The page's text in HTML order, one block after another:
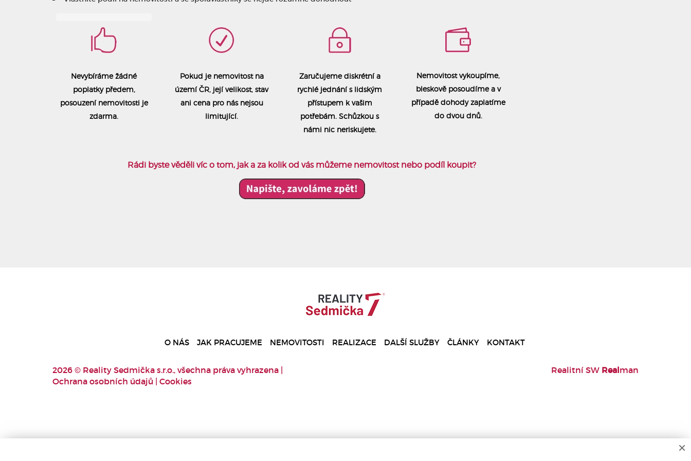
Nevybíráme žádné
poplatky předem,
posouzení nemovitosti je
zdarma.
Pokud je nemovitost na
území ČR, její velikost, stav
ani cena pro nás nejsou
limitující.
Zaručujeme diskrétní a
rychlé jednání s lidským
přístupem k vašim
potřebám. Schůzkou s
námi nic neriskujete.
Nemovitost vykoupíme,
bleskově posoudíme a v
případě dohody zaplatíme
do dvou dnů.
Rádi byste věděli víc o tom, jak a za kolik od vás můžeme nemovitost nebo podíl koupit?
O NÁS JAK PRACUJEME NEMOVITOSTI REALIZACE DALŠÍ SLUŽBY ČLÁNKY KONTAKT
2026 © Reality Sedmička s.r.o., všechna práva vyhrazena |
Ochrana osobních údajů
Cookies
Realitní SW Realman
×